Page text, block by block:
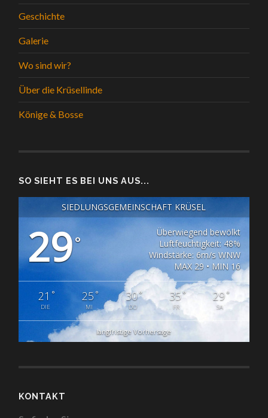
Geschichte
Galerie
Wo sind wir?
Über die Krüsellinde
Könige & Bosse
SO SIEHT ES BEI UNS AUS...
SIEDLUNGSGEMEINSCHAFT KRÜSEL
29°
Überwiegend bewölkt
Luftfeuchtigkeit: 48%
Windstärke: 6m/s WNW
MAX 29 • MIN 16
21 °
DIE
25°
MI
30°
DO
35°
FR
29°
SA
langfristige Vorhersage
KONTAKT